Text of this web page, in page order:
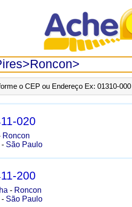
o CEP ou Endereço Ex: 01310-
020
Roncon
São Paulo
200
- Roncon
São Paulo